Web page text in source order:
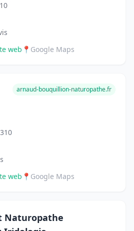
web 📍 Google Maps
arnaud-bouquillion-naturopathe.fr
web 📍 Google Maps
Naturopathe